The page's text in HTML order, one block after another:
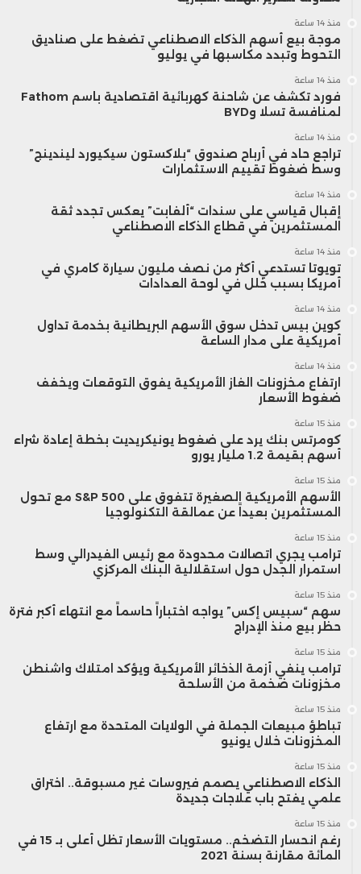
منذ 14 ساعة
موجة بيع أسهم الذكاء الاصطناعي تضغط على صناديق
التحوط وتبدد مكاسبها في يوليو
منذ 14 ساعة
فورد تكشف عن شاحنة كهربائية اقتصادية باسم Fathom
لمنافسة تسلا وBYD
منذ 14 ساعة
تراجع حاد في أرباح صندوق “بلاكستون سيكيورد ليندينج”
وسط ضغوط تقييم الاستثمارات
منذ 14 ساعة
إقبال قياسي على سندات “ألفابت” يعكس تجدد ثقة
المستثمرين في قطاع الذكاء الاصطناعي
منذ 14 ساعة
تويوتا تستدعي أكثر من نصف مليون سيارة كامري في
أمريكا بسبب خلل في لوحة العدادات
منذ 14 ساعة
كوين بيس تدخل سوق الأسهم البريطانية بخدمة تداول
أمريكية على مدار الساعة
منذ 14 ساعة
ارتفاع مخزونات الغاز الأمريكية يفوق التوقعات ويخفف
ضغوط الأسعار
منذ 15 ساعة
كومرتس بنك يرد على ضغوط يونيكريديت بخطة إعادة شراء
أسهم بقيمة 1.2 مليار يورو
منذ 15 ساعة
الأسهم الأمريكية الصغيرة تتفوق على S&P 500 مع تحول
المستثمرين بعيداً عن عمالقة التكنولوجيا
منذ 15 ساعة
ترامب يجري اتصالات محدودة مع رئيس الفيدرالي وسط
استمرار الجدل حول استقلالية البنك المركزي
منذ 15 ساعة
سهم “سبيس إكس” يواجه اختباراً حاسماً مع انتهاء أكبر فترة
حظر بيع منذ الإدراج
منذ 15 ساعة
ترامب ينفي أزمة الذخائر الأمريكية ويؤكد امتلاك واشنطن
مخزونات ضخمة من الأسلحة
منذ 15 ساعة
تباطؤ مبيعات الجملة في الولايات المتحدة مع ارتفاع
المخزونات خلال يونيو
منذ 15 ساعة
الذكاء الاصطناعي يصمم فيروسات غير مسبوقة.. اختراق
علمي يفتح باب علاجات جديدة
منذ 15 ساعة
رغم انحسار التضخم.. مستويات الأسعار تظل أعلى بـ 15 في
المائة مقارنة بسنة 2021